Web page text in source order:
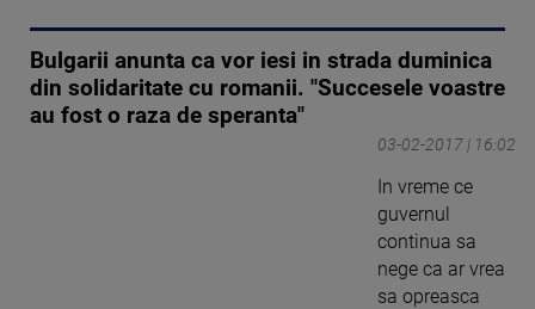
Bulgarii anunta ca vor iesi in strada duminica
din solidaritate cu romanii. "Succesele voastre
au fost o raza de speranta"
03-02-2017 | 16:02
In vreme ce
guvernul
continua sa
nege ca ar vrea
sa opreasca